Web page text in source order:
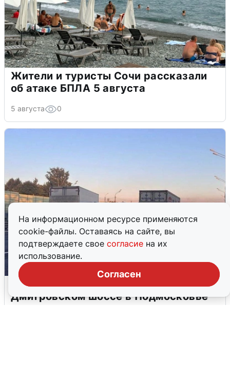
На информационном ресурсе применяются
cookie-файлы. Оставаясь на сайте, вы
подтверждаете свое согласие на их
использование.
Согласен
Жители и туристы Сочи рассказали
об атаке БПЛА 5 августа
5 августа 0
Пять машин столкнулись на
Дмитровском шоссе в Подмосковье